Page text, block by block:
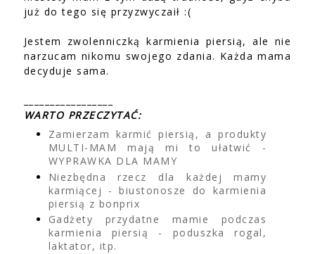
już do tego się przyzwyczaił :(
Jestem zwolenniczką karmienia piersią, ale nie
narzucam nikomu swojego zdania. Każda mama
decyduje sama.
WARTO PRZECZYTAĆ:
Zamierzam karmić piersią, a produkty
MULTI-MAM mają mi to ułatwić -
WYPRAWKA DLA MAMY
Niezbędna rzecz dla każdej mamy
karmiącej - biustonosze do karmienia
piersią z bonprix
Gadżety przydatne mamie podczas
karmienia piersią - poduszka rogal,
laktator, itp.